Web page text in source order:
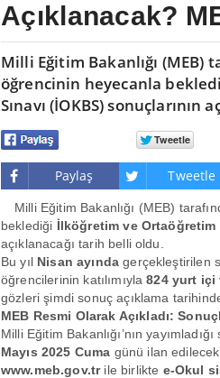
Açıklanacak?
Milli Eğitim Bakanlığı (MEB)
öğrencinin heyecanla
Sınavı (İOKBS)
Paylaş Tweetle
Milli Eğitim Bakanlığı (MEB)
beklediği İlköğretim ve Ortaöğretim
açıklanacağı tarih belli oldu.
Bu yıl Nisan ayında gerçekleştirilen
öğrencilerinin katılımıyla824 yurt içi
gözleri şimdi sonuç açıklama
MEB Resmi Olarak Açıkladı:
Milli Eğitim Bakanlığı’nın
Mayıs 2025 Cuma günü ilan
www.meb.gov.trile birlikte e-Okul